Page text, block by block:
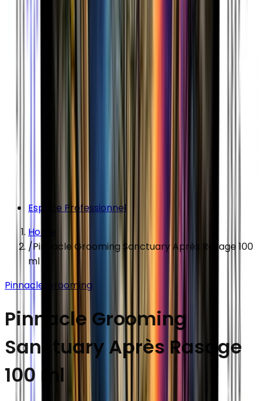
Espace Professionnel
Home
/Pinnacle Grooming Sanctuary Après Rasage 100
ml
Pinnacle Grooming
Pinnacle Grooming
Sanctuary Après Rasage
100 ml